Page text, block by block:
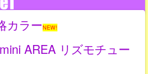
カラーNEW!
AREA リズモチュー